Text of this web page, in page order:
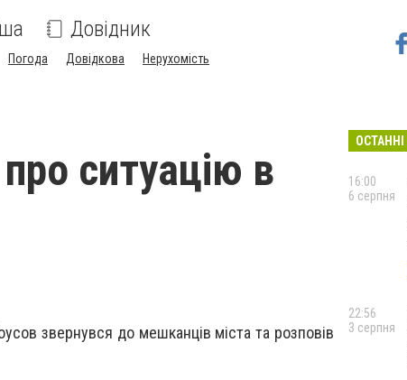
Довідник
Погода Довідкова Нерухомість
ситуацію в
звернувся до мешканців міста та розповів
16:00
6 серпня
22:56
3 серпня